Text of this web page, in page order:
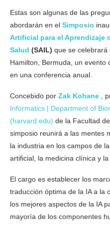
Estas son algunas de las
abordarán en el Simposio
Artificial para el Aprendizaje
Salud (SAIL) que se celebrará
Hamilton, Bermuda, un evento
en una conferencia anual.
Concebido por Zak Kohane ,
Informatics | Department of
(harvard.edu) de la Facultad
simposio reunirá a las mentes
la industria en los campos de
artificial, la medicina clínica y la
El cargo es establecer los
traducción óptima de la IA a la
los mejores aspectos de la IA
mayoría de los componentes